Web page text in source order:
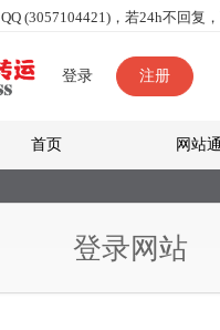
QQ (3057104421)，若24h不回复
登录 注册
首页 网站
登录网站